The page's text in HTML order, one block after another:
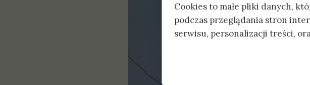
Cookies to małe pliki danych,
podczas przeglądania stron
serwisu, personalizacji treści,